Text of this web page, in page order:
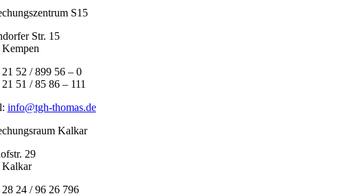
S15
Str. 15
52 / 899 56 – 0
51 / 85 86 – 111
info@tgh-thomas.de
Kalkar
29
Kalkar
24 / 96 26 796